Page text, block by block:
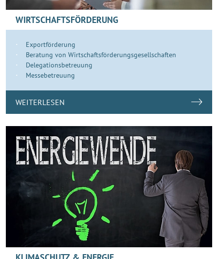
WIRTSCHAFTSFÖRDERUNG
Exportförderung
Beratung von Wirtschaftsförderungsgesellschaften
Delegationsbetreuung
Messebetreuung
WEITERLESEN